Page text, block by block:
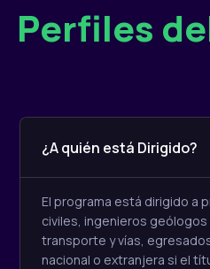
Perfiles
¿A quién está Dirigido?
El programa está dirigido a
civiles, ingenieros
transporte y vías,
nacional o extranjera si el